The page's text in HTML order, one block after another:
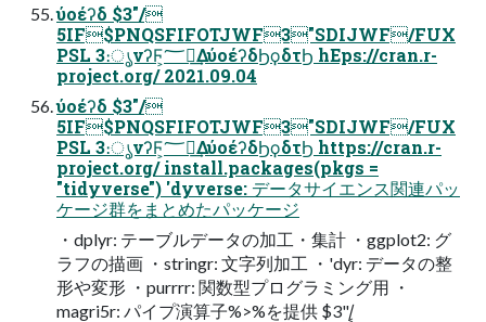
ύοέʔδ $3"/
5IF$PNQSFIFOTJWF3"SDIJWF/FUX
PSL 3։ൃνʔϜ͕؅ཧ͢ΔύοέʔδϦϙδτϦ hEps://cran.r-
project.org/ 2021.09.04
ύοέʔδ $3"/
5IF$PNQSFIFOTJWF3"SDIJWF/FUX
PSL 3։ൃνʔϜ͕؅ཧ͢ΔύοέʔδϦϙδτϦ https://cran.r-
project.org/ install.packages(pkgs =
"tidyverse") 'dyverse: データサイエンス関連パッ
ケージ群をまとめたパッケージ
・dplyr: テーブルデータの加⼯・集計 ・ggplot2: グ
ラフの描画 ・stringr: ⽂字列加⼯ ・'dyr: データの整
形や変形 ・purrrr: 関数型プログラミング⽤ ・
magri5r: パイプ演算⼦%>%を提供 $3"/͔